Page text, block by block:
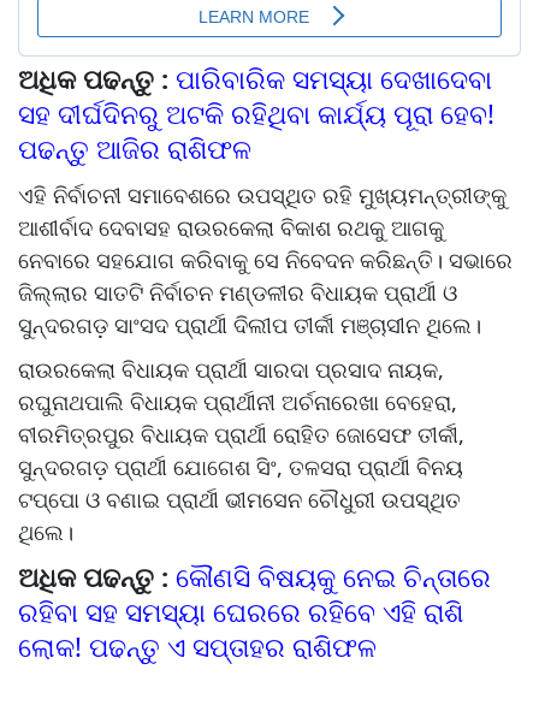
ଅଧିକ ପଢନ୍ତୁ : ପାରିବାରିକ ସମସ୍ୟା ଦେଖାଦେବା
ସହ ଦୀର୍ଘଦିନରୁ ଅଟକି ରହିଥିବା କାର୍ଯ୍ୟ ପୂରା ହେବ!
ପଢନ୍ତୁ ଆଜିର ରାଶିଫଳ
ଏହି ନିର୍ବାଚନୀ ସମାବେଶରେ ଉପସ୍ଥିତ ରହି ମୁଖ୍ୟମନ୍ତ୍ରୀଙ୍କୁ
ଆଶୀର୍ବାଦ ଦେବାସହ ରାଉରକେଲା ବିକାଶ ରଥକୁ ଆଗକୁ
ନେବାରେ ସହଯୋଗ କରିବାକୁ ସେ ନିବେଦନ କରିଛନ୍ତି। ସଭାରେ
ଜିଲ୍ଲାର ସାତଟି ନିର୍ବାଚନ ମଣ୍ଡଳୀର ବିଧାୟକ ପ୍ରାର୍ଥୀ ଓ
ସୁନ୍ଦରଗଡ଼ ସାଂସଦ ପ୍ରାର୍ଥୀ ଦିଲୀପ ତୀର୍କୀ ମଞ୍ଚାସୀନ ଥିଲେ।
ରାଉରକେଲା ବିଧାୟକ ପ୍ରାର୍ଥୀ ସାରଦା ପ୍ରସାଦ ନାୟକ,
ରଘୁନାଥପାଲି ବିଧାୟକ ପ୍ରାର୍ଥୀନୀ ଅର୍ଚନାରେଖା ବେହେରା,
ବୀରମିତ୍ରପୁର ବିଧାୟକ ପ୍ରାର୍ଥୀ ରୋହିତ ଜୋସେଫ ତୀର୍କୀ,
ସୁନ୍ଦରଗଡ଼ ପ୍ରାର୍ଥୀ ଯୋଗେଶ ସିଂ, ତଳସରା ପ୍ରାର୍ଥୀ ବିନୟ
ଟପ୍ପୋ ଓ ବଣାଇ ପ୍ରାର୍ଥୀ ଭୀମସେନ ଚୌଧୁରୀ ଉପସ୍ଥିତ
ଥିଲେ।
ଅଧିକ ପଢନ୍ତୁ : କୌଣସି ବିଷୟକୁ ନେଇ ଚିନ୍ତାରେ
ରହିବା ସହ ସମସ୍ୟା ଘେରରେ ରହିବେ ଏହି ରାଶି
ଲୋକ! ପଢନ୍ତୁ ଏ ସପ୍ତାହର ରାଶିଫଳ